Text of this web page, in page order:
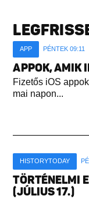
APP PÉNTEK 09:11
APPOK, AMIK
Fizetős iOS
mai napon...
HISTORYTODAY
TÖRTÉNELMI
(JÚLIUS 17.)